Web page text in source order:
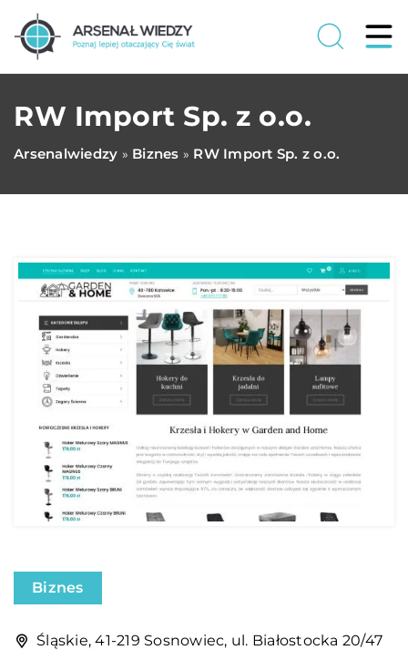
RW Import Sp. z o.o.
Arsenalwiedzy » Biznes » RW Import Sp. z o.o.
Biznes
Śląskie, 41-219 Sosnowiec, ul. Białostocka 20/47